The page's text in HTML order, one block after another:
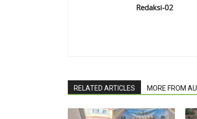
Redaksi-02
RELATED ARTICLES MORE FROM